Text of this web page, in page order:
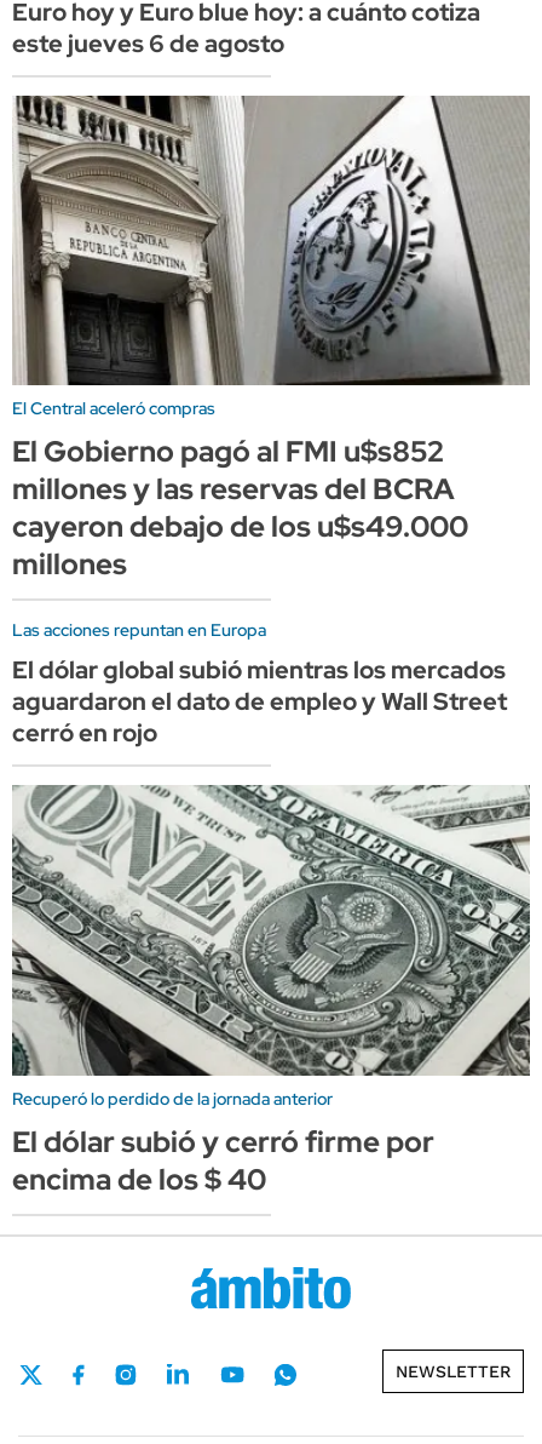
Euro hoy y Euro blue hoy: a cuánto cotiza
este jueves 6 de agosto
El Central aceleró compras
El Gobierno pagó al FMI u$s852
millones y las reservas del BCRA
cayeron debajo de los u$s49.000
millones
Las acciones repuntan en Europa
El dólar global subió mientras los mercados
aguardaron el dato de empleo y Wall Street
cerró en rojo
Recuperó lo perdido de la jornada anterior
El dólar subió y cerró firme por
encima de los $ 40
NEWSLETTER